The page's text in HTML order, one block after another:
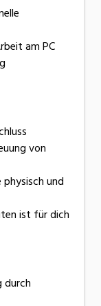
am PC
von
und
ist für dich
durch